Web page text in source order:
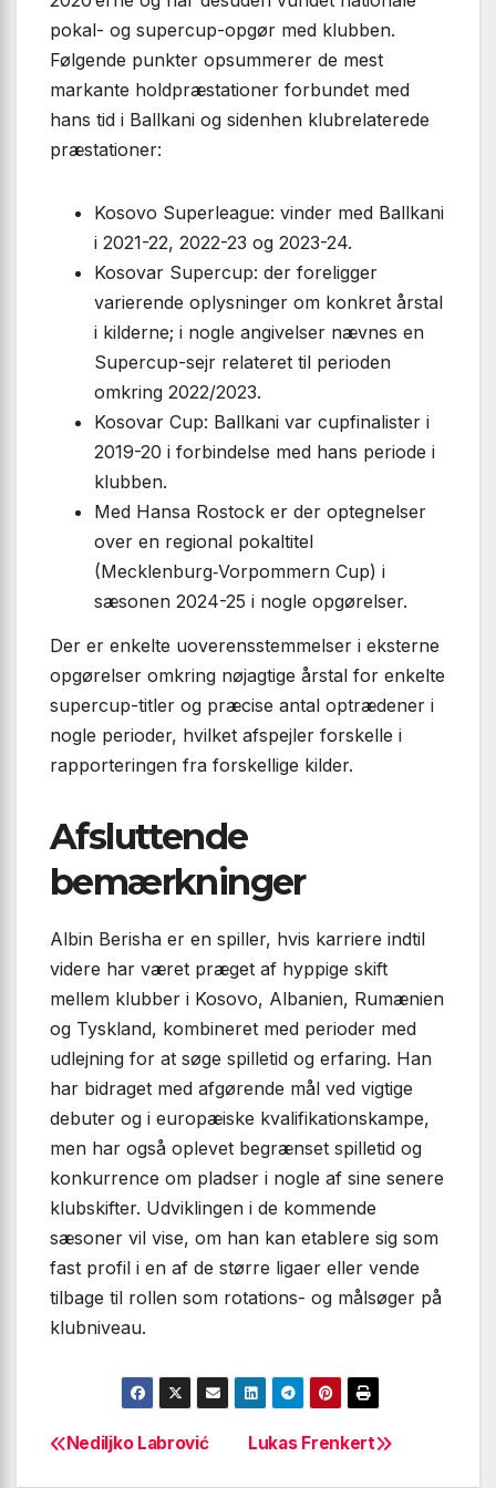
pokal- og supercup-opgør med klubben.
Følgende punkter opsummerer de mest
markante holdpræstationer forbundet med
hans tid i Ballkani og sidenhen klubrelaterede
præstationer:
Kosovo Superleague: vinder med Ballkani
i 2021-22, 2022-23 og 2023-24.
Kosovar Supercup: der foreligger
varierende oplysninger om konkret årstal
i kilderne; i nogle angivelser nævnes en
Supercup-sejr relateret til perioden
omkring 2022/2023.
Kosovar Cup: Ballkani var cupfinalister i
2019-20 i forbindelse med hans periode i
klubben.
Med Hansa Rostock er der optegnelser
over en regional pokaltitel
(Mecklenburg‑Vorpommern Cup) i
sæsonen 2024-25 i nogle opgørelser.
Der er enkelte uoverensstemmelser i eksterne
opgørelser omkring nøjagtige årstal for enkelte
supercup-titler og præcise antal optrædener i
nogle perioder, hvilket afspejler forskelle i
rapporteringen fra forskellige kilder.
Afsluttende
bemærkninger
Albin Berisha er en spiller, hvis karriere indtil
videre har været præget af hyppige skift
mellem klubber i Kosovo, Albanien, Rumænien
og Tyskland, kombineret med perioder med
udlejning for at søge spilletid og erfaring. Han
har bidraget med afgørende mål ved vigtige
debuter og i europæiske kvalifikationskampe,
men har også oplevet begrænset spilletid og
konkurrence om pladser i nogle af sine senere
klubskifter. Udviklingen i de kommende
sæsoner vil vise, om han kan etablere sig som
fast profil i en af de større ligaer eller vende
tilbage til rollen som rotations- og målsøger på
klubniveau.
Indlægsnavigation
Lukas Frenkert
Nediljko Labrović